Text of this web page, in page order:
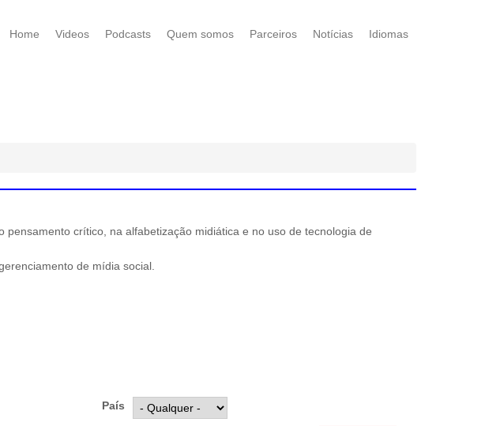
Home Videos Podcasts Quem somos Parceiros Notícias Idiomas
crítico, na alfabetização midiática e no uso de tecnologia de
de mídia social.
País